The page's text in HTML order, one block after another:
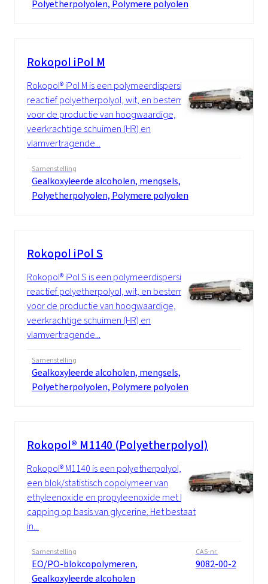
Polyetherpolyolen, Polymere polyolen
Rokopol iPol M
Rokopol® iPol M is een polymeerdispersie in
reactief polyetherpolyol, wit, en bestemd
voor de productie van hoogwaardige,
veerkrachtige schuimen (HR) en
vlamvertragende...
Samenstelling
Gealkoxyleerde alcoholen, mengsels,
Polyetherpolyolen, Polymere polyolen
Rokopol iPol S
Rokopol® iPol S is een polymeerdispersie in
reactief polyetherpolyol, wit, en bestemd
voor de productie van hoogwaardige,
veerkrachtige schuimen (HR) en
vlamvertragende...
Samenstelling
Gealkoxyleerde alcoholen, mengsels,
Polyetherpolyolen, Polymere polyolen
Rokopol® M1140 (Polyetherpolyol)
Rokopol® M1140 is een polyetherpolyol,
een blok/statistisch copolymeer van
ethyleenoxide en propyleenoxide met EO-
capping op basis van glycerine. Het bestaat
in...
Samenstelling
EO/PO-blokcopolymeren,
Gealkoxyleerde alcoholen
CAS-nr.
9082-00-2